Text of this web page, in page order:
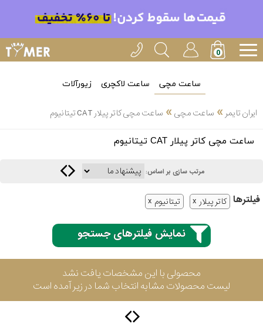
ساعت مچی ساعت لاکچری زیورآلات
ایران تایمر » ساعت مچی» ساعت مچی کاتر پیلار CAT تیتانیوم
ساعت مچی کاتر پیلار CAT تیتانیوم
مرتب سازی بر اساس:
فیلتر‌ها کاتر پیلار تیتانیوم
نمایش فیلترهای جستجو
محصولی با این مشخصات یافت نشد
لیست محصولات مشابه انتخاب شما در زیر آمده است
انتخاب
بین 3
3
سیکو
سیتیزن